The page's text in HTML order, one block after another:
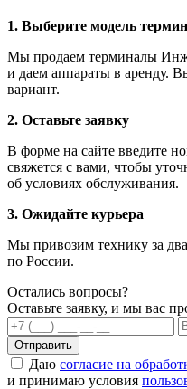
1. Выберите модель
Мы продаем терминалы
и даем аппараты в аренду.
вариант.
2. Оставьте заявку
В форме на сайте введите
свяжется с вами, чтобы
об условиях обслуживания.
3. Ожидайте курьера
Мы привозим технику за
по России.
Остались вопросы?
Оставьте заявку, и мы вас
Отправить
Даю согласие на
и принимаю условия